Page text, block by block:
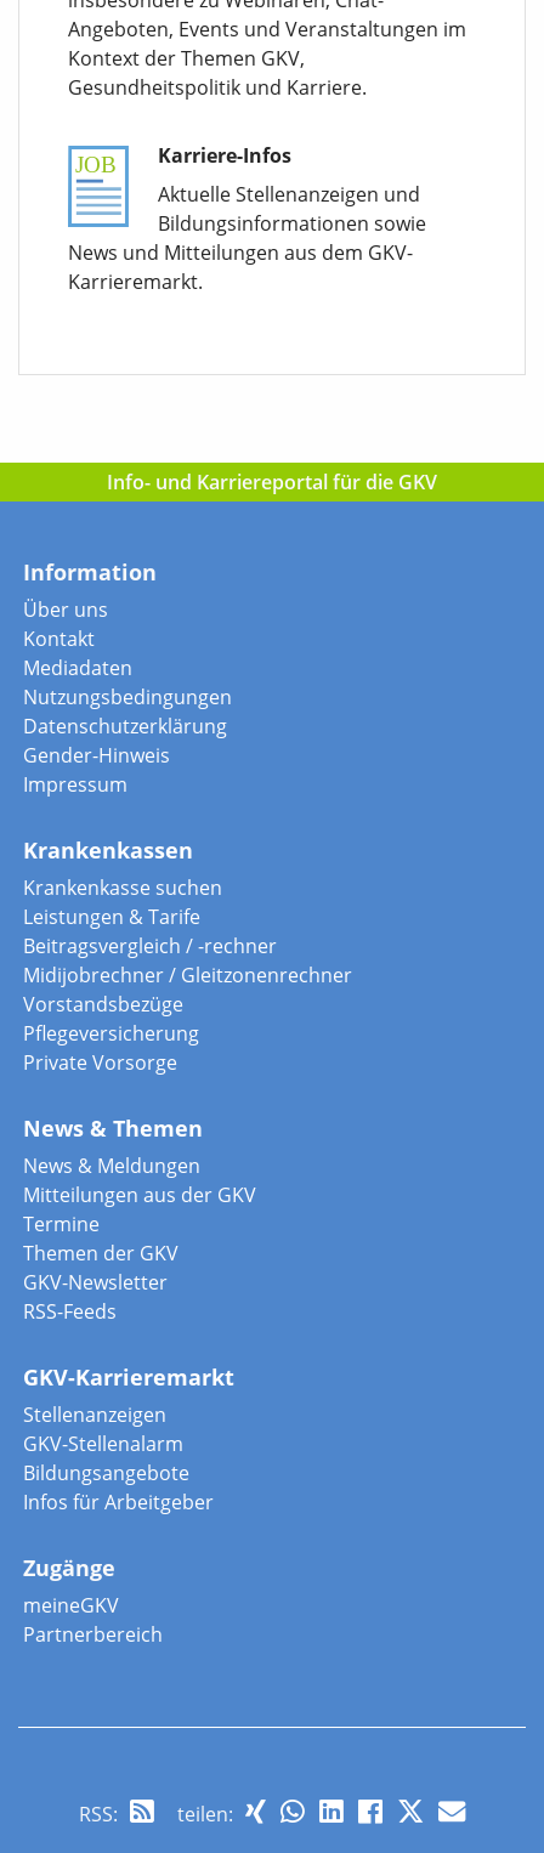
Angeboten, Events und Veranstaltungen im
Kontext der Themen GKV,
Gesundheitspolitik und Karriere.
Karriere-Infos
Aktuelle Stellenanzeigen und
Bildungsinformationen sowie
News und Mitteilungen aus dem GKV-
Karrieremarkt.
Info- und Karriereportal für die GKV
Information
Über uns
Kontakt
Mediadaten
Nutzungsbedingungen
Datenschutzerklärung
Gender-Hinweis
Impressum
Krankenkassen
Krankenkasse suchen
Leistungen & Tarife
Beitragsvergleich / -rechner
Midijobrechner / Gleitzonenrechner
Vorstandsbezüge
Pflegeversicherung
Private Vorsorge
News & Themen
News & Meldungen
Mitteilungen aus der GKV
Termine
Themen der GKV
GKV-Newsletter
RSS-Feeds
GKV-Karrieremarkt
Stellenanzeigen
GKV-Stellenalarm
Bildungsangebote
Infos für Arbeitgeber
Zugänge
meineGKV
Partnerbereich
RSS: teilen: